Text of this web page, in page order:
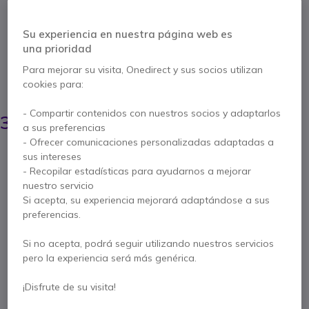
4K 60Hz
Ref. del producto: SRDP2HD4K60S // Ref. fabricante: DP2HD4K60S
Conecte su ordenador equipado con DisplayPort
a una pantalla HDMI
AHORRA 17,00 €
48,35 €
30,95 € s/Iva- 37,45 €
PRESUPUESTO EN 4 H
7 productos en stock plataforma
Entrega:5-7 días
Su experiencia en nuestra página web es
una prioridad
Para mejorar su visita, Onedirect y sus socios utilizan
cookies para:
- Compartir contenidos con nuestros socios y adaptarlos
a sus preferencias
- Ofrecer comunicaciones personalizadas adaptadas a
sus intereses
- Recopilar estadísticas para ayudarnos a mejorar
nuestro servicio
Si acepta, su experiencia mejorará adaptándose a sus
preferencias.
Si no acepta, podrá seguir utilizando nuestros servicios
pero la experiencia será más genérica.
¡Disfrute de su visita!